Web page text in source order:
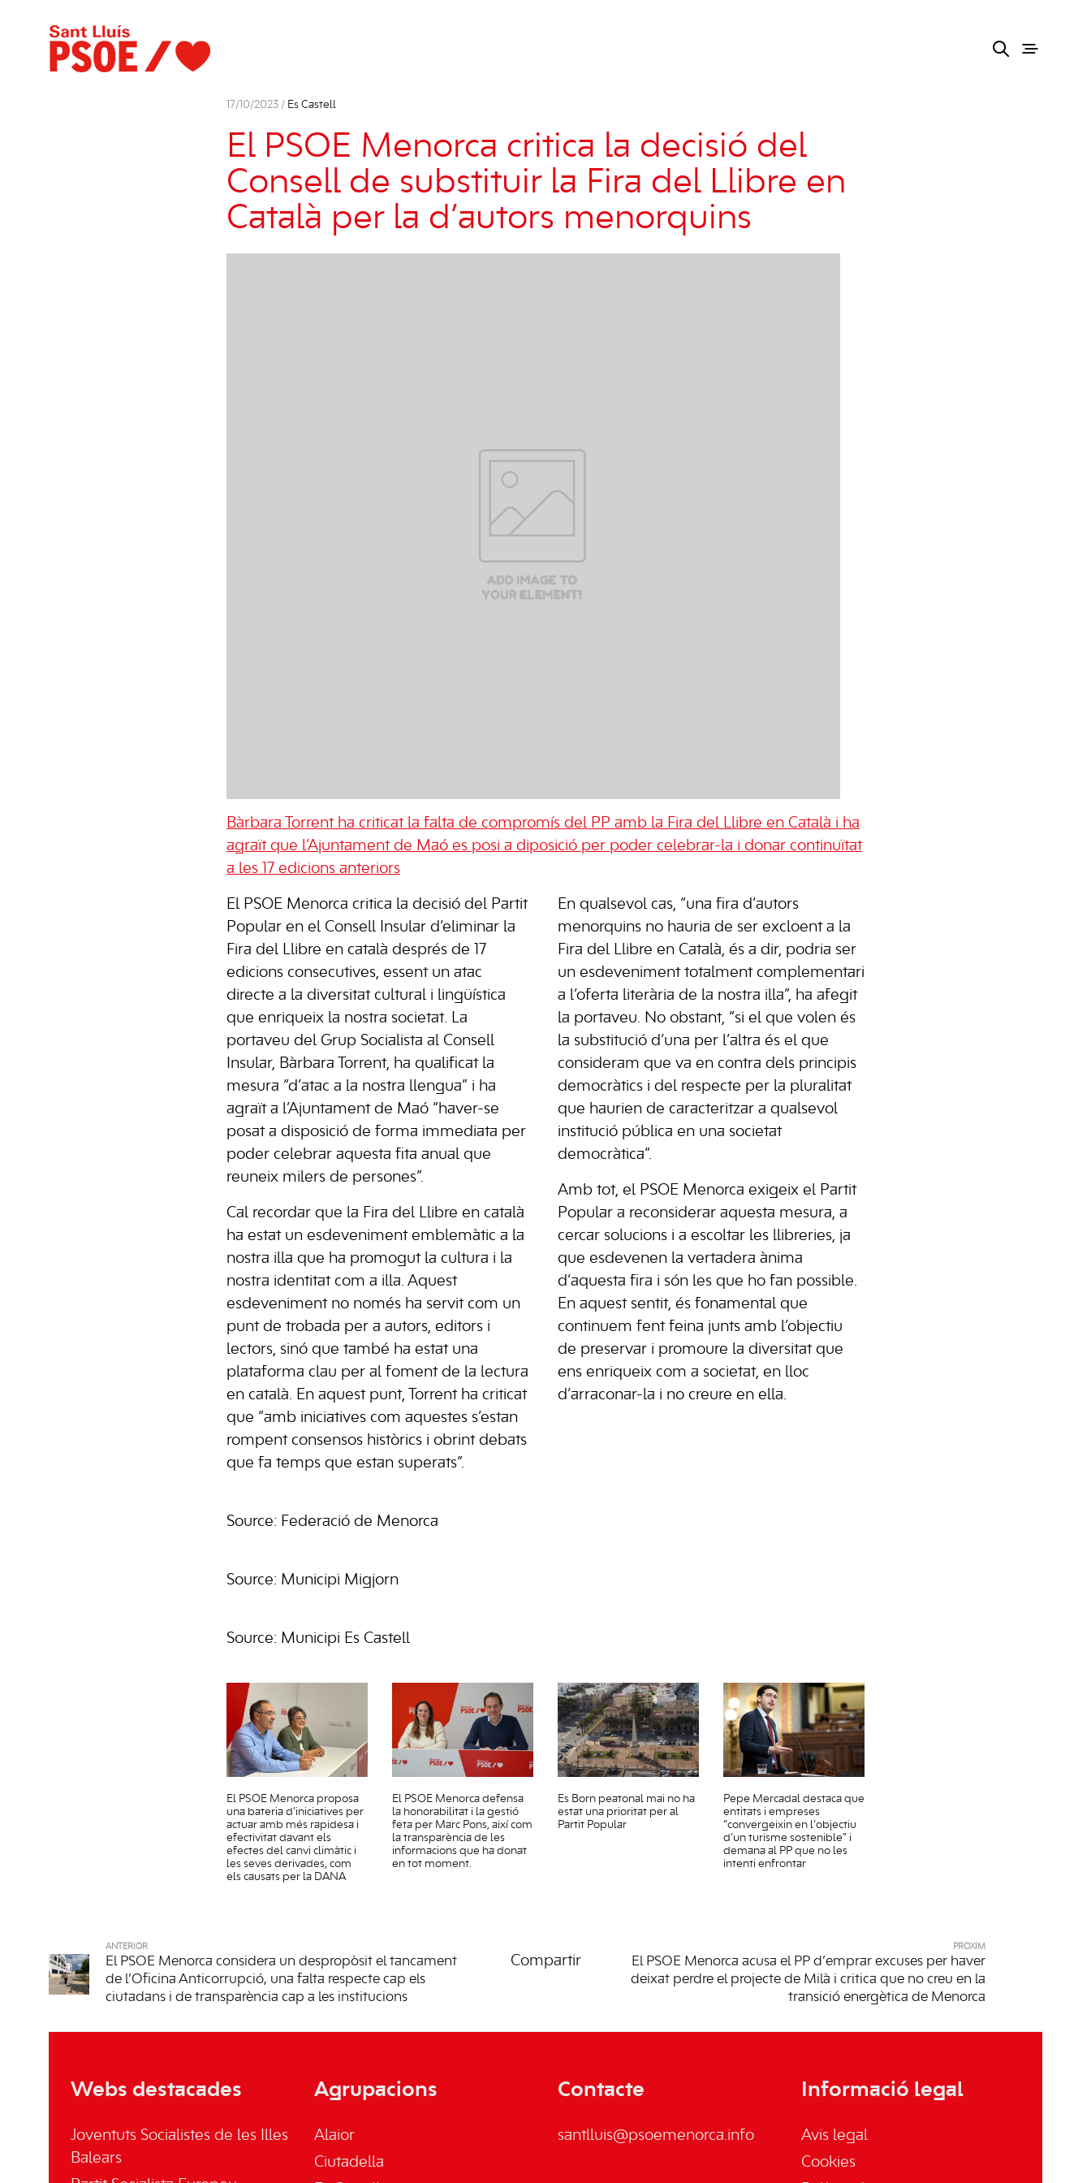
17/10/2023 / Es Castell
El PSOE Menorca critica la decisió del
Consell de substituir la Fira del Llibre en
Català per la d’autors menorquins
Bàrbara Torrent ha criticat la falta de compromís del PP amb la Fira del Llibre en Català i ha
agraït que l’Ajuntament de Maó es posi a diposició per poder celebrar-la i donar continuïtat
a les 17 edicions anteriors
El PSOE Menorca critica la decisió del Partit
Popular en el Consell Insular d’eliminar la
Fira del Llibre en català després de 17
edicions consecutives, essent un atac
directe a la diversitat cultural i lingüística
que enriqueix la nostra societat. La
portaveu del Grup Socialista al Consell
Insular, Bàrbara Torrent, ha qualificat la
mesura “d’atac a la nostra llengua” i ha
agraït a l’Ajuntament de Maó “haver-se
posat a disposició de forma immediata per
poder celebrar aquesta fita anual que
reuneix milers de persones”.
Cal recordar que la Fira del Llibre en català
ha estat un esdeveniment emblemàtic a la
nostra illa que ha promogut la cultura i la
nostra identitat com a illa. Aquest
esdeveniment no només ha servit com un
punt de trobada per a autors, editors i
lectors, sinó que també ha estat una
plataforma clau per al foment de la lectura
en català. En aquest punt, Torrent ha criticat
que “amb iniciatives com aquestes s’estan
rompent consensos històrics i obrint debats
que fa temps que estan superats”.
En qualsevol cas, “una fira d’autors
menorquins no hauria de ser excloent a la
Fira del Llibre en Català, és a dir, podria ser
un esdeveniment totalment complementari
a l’oferta literària de la nostra illa”, ha afegit
la portaveu. No obstant, “si el que volen és
la substitució d’una per l’altra és el que
consideram que va en contra dels principis
democràtics i del respecte per la pluralitat
que haurien de caracteritzar a qualsevol
institució pública en una societat
democràtica”.
Amb tot, el PSOE Menorca exigeix el Partit
Popular a reconsiderar aquesta mesura, a
cercar solucions i a escoltar les llibreries, ja
que esdevenen la vertadera ànima
d’aquesta fira i són les que ho fan possible.
En aquest sentit, és fonamental que
continuem fent feina junts amb l’objectiu
de preservar i promoure la diversitat que
ens enriqueix com a societat, en lloc
d’arraconar-la i no creure en ella.
Source: Federació de Menorca
Source: Municipi Migjorn
Source: Municipi Es Castell
El PSOE Menorca proposa
una bateria d’iniciatives per
actuar amb més rapidesa i
efectivitat davant els
efectes del canvi climàtic i
les seves derivades, com
els causats per la DANA
El PSOE Menorca defensa
la honorabilitat i la gestió
feta per Marc Pons, així com
la transparència de les
informacions que ha donat
en tot moment.
Es Born peatonal mai no ha
estat una prioritat per al
Partit Popular
Pepe Mercadal destaca que
entitats i empreses
“convergeixin en l’objectiu
d’un turisme sostenible” i
demana al PP que no les
intenti enfrontar
ANTERIOR
El PSOE Menorca considera un despropòsit el tancament
de l’Oficina Anticorrupció, una falta respecte cap els
ciutadans i de transparència cap a les institucions
Compartir
PRÒXIM
El PSOE Menorca acusa el PP d’emprar excuses per haver
deixat perdre el projecte de Milà i critica que no creu en la
transició energètica de Menorca
Webs destacades
Joventuts Socialistes de les Illes
Balears
Agrupacions
Alaior
Ciutadella
Contacte
santlluis@psoemenorca.info
Informació legal
Avis legal
Cookies